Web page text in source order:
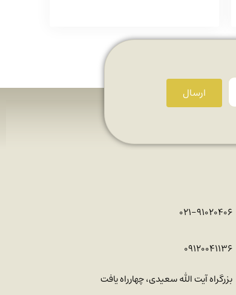
ارسال
۰۲۱-۹۱۰۲۰۴۰۶
۰۹۱۲۰۰۴۱۱۳۶
بزرگراه آیت الله سعیدی، چهارراه یافت